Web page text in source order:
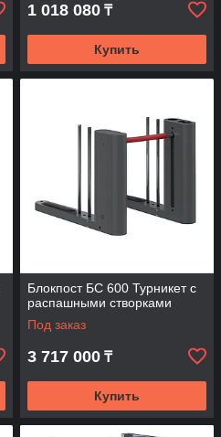
1 018 080 ₸
Купить
Блокпост БС 600 Турникет с
распашными створками
Под заказ
3 717 000 ₸
Купить